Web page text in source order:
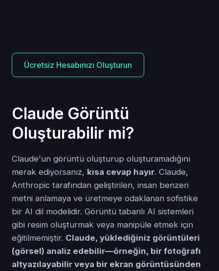
Ücretsiz Hesabınızı Oluşturun
Claude Görüntü
Oluşturabilir mi?
Claude'un görüntü oluşturup oluşturamadığını
merak ediyorsanız, kısa cevap hayır. Claude,
Anthropic tarafından geliştirilen, insan benzeri
metni anlamaya ve üretmeye odaklanan sofistike
bir AI dil modelidir. Görüntü tabanlı AI sistemleri
gibi resim oluşturmak veya manipüle etmek için
eğitilmemiştir. Claude, yüklediğiniz görüntüleri
(görsel) analiz edebilir—örneğin, bir fotoğrafı
altyazılayabilir veya bir ekran görüntüsünden